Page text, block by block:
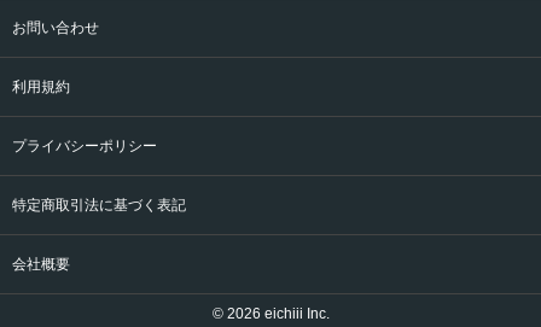
お問い合わせ
利用規約
プライバシーポリシー
特定商取引法に基づく表記
会社概要
© 2026 eichiii Inc.